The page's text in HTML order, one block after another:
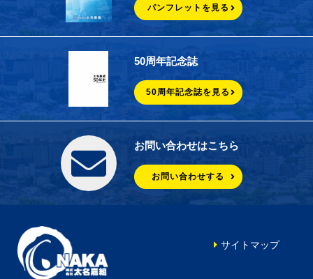
パンフレットを見る
50周年記念誌
50周年記念誌を見る
お問い合わせはこちら
お問い合わせする
サイトマップ